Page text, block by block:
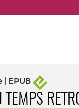
| EPUB
TEMPS